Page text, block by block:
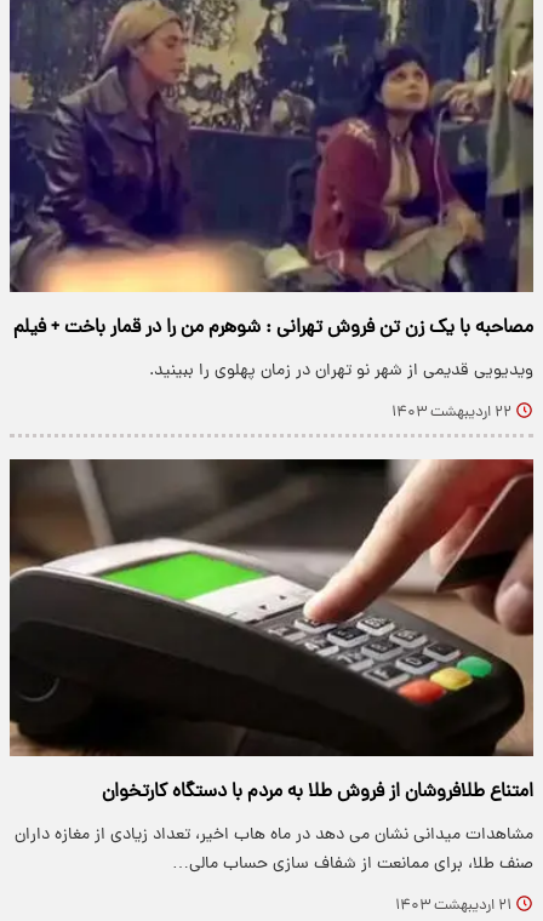
مصاحبه با یک زن تن فروش تهرانی : شوهرم من را در قمار باخت + فیلم
ویدیویی قدیمی از شهر نو تهران در زمان پهلوی را ببینید.
۲۲ اردیبهشت ۱۴۰۳
امتناع طلافروشان از فروش طلا به مردم با دستگاه کارتخوان
مشاهدات میدانی نشان می دهد در ماه هاب اخیر، تعداد زیادی از مغازه داران
صنف طلا، برای ممانعت از شفاف سازی حساب مالی…
۲۱ اردیبهشت ۱۴۰۳